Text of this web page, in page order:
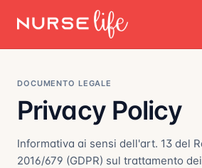
DOCUMENTO LEGALE
Privacy Policy
Informativa ai sensi dell'art. 13 del
2016/679 (GDPR) sul trattamento